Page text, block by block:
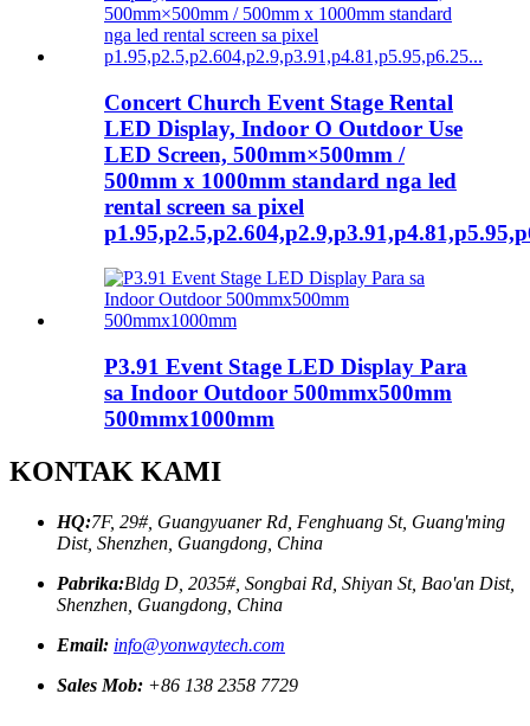
Concert Church Event Stage Rental
LED Display, Indoor O Outdoor Use
LED Screen, 500mm×500mm /
500mm x 1000mm standard nga led
rental screen sa pixel
P3.91 Event Stage LED Display Para
sa Indoor Outdoor 500mmx500mm
500mmx1000mm
KONTAK KAMI
HQ:7F, 29#, Guangyuaner Rd, Fenghuang St, Guang'ming
Dist, Shenzhen, Guangdong, China
Pabrika:Bldg D, 2035#, Songbai Rd, Shiyan St, Bao'an Dist,
Shenzhen, Guangdong, China
Email: info@yonwaytech.com
Sales Mob: +86 138 2358 7729